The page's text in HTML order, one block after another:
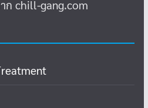
ก chill-gang.com